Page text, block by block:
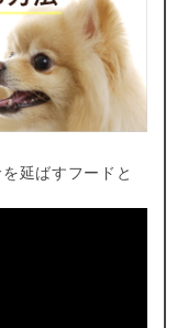
延ばすフードと